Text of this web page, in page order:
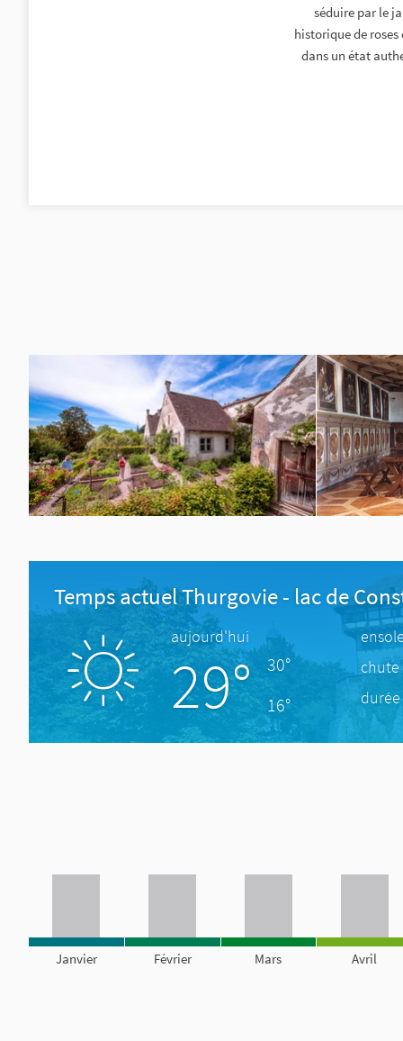
séduire par le
historique de
dans un état
Temps actuel Thurgovie - lac de
aujourd'hui
29°
30°
16°
Janvier Février Mars Avril